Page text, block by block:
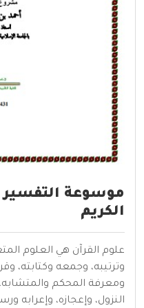
موسوعة التفسير
الكريم
علوم القرآن هي العلوم
وترتيبه، وجمعه وكتابته،
ومعرفة المحكم
النزول، وإعجازه، وإعرابه